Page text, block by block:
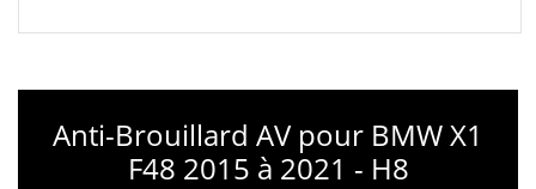
Anti-Brouillard AV pour BMW X1
F48 2015 à 2021 - H8